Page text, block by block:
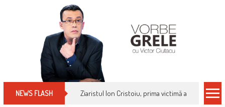
NEWS FLASH Cum îți schimbi, rapid, gratuit și eficient,